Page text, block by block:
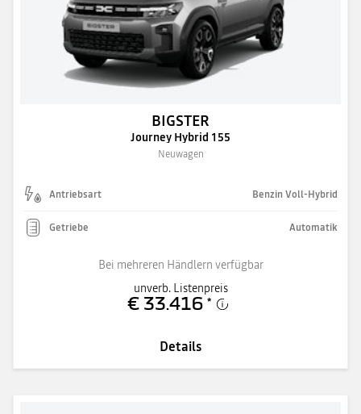
BIGSTER
Journey Hybrid 155
Neuwagen
Antriebsart Benzin Voll-Hybrid
Getriebe Automatik
Bei mehreren Händlern verfügbar
unverb. Listenpreis
€ 33.416 *
Details